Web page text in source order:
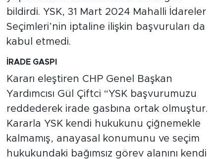
bildirdi. YSK, 31 Mart 2024 Mahalli İdareler
Seçimleri’nin iptaline ilişkin başvuruları da
kabul etmedi.
İRADE GASPI
Kararı eleştiren CHP Genel Başkan
Yardımcısı Gül Çiftci “YSK başvurumuzu
reddederek irade gasbına ortak olmuştur.
Kararla YSK kendi hukukunu çiğnemekle
kalmamış, anayasal konumunu ve seçim
hukukundaki bağımsız görev alanını kendi